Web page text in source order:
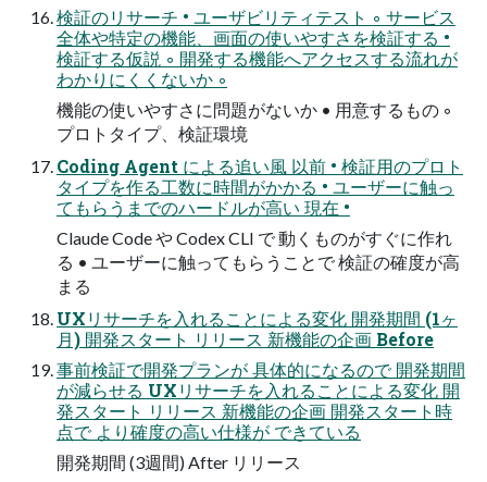
検証のリサーチ • ユーザビリティテスト ◦ サービス
全体や特定の機能、画面の使いやすさを検証する •
検証する仮説 ◦ 開発する機能へアクセスする流れが
わかりにくくないか ◦
機能の使いやすさに問題がないか • 用意するもの ◦
プロトタイプ、検証環境
Coding Agent による追い風 以前 • 検証用のプロト
タイプを作る工数に時間がかかる • ユーザーに触っ
てもらうまでのハードルが高い 現在 •
Claude Code や Codex CLI で 動くものがすぐに作れ
る • ユーザーに触ってもらうことで 検証の確度が高
まる
UXリサーチを入れることによる変化 開発期間 (1ヶ
月) 開発スタート リリース 新機能の企画 Before
事前検証で開発プランが 具体的になるので 開発期間
が減らせる UXリサーチを入れることによる変化 開
発スタート リリース 新機能の企画 開発スタート時
点で より確度の高い仕様が できている
開発期間 (3週間) After リリース